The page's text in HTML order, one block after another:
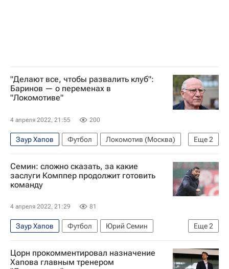
"Делают все, чтобы развалить клуб":
Баринов — о переменах в
"Локомотиве"
4 апреля 2022, 21:55 200
Еще2
Заур Хапов Футбол
Локомотив (Москва)
Валерий Баринов
Марвин Абель Комппер
Семин: сложно сказать, за какие
заслуги Комппер продолжит готовить
команду
4 апреля 2022, 21:29 81
Еще2
Заур Хапов Футбол
Юрий Семин
Марвин Абель Комппер
Локомотив (Москва)
Цорн прокомментировал назначение
Хапова главным тренером